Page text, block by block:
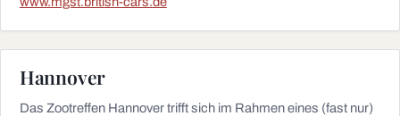
Hannover
Das Zootreffen Hannover trifft sich im Rahmen eines (fast nur)